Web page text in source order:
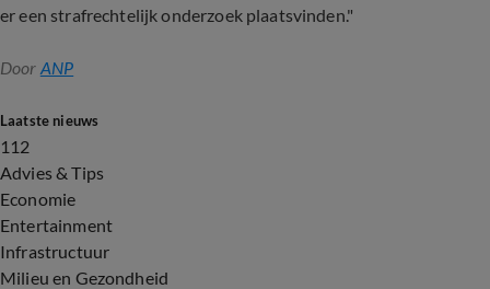
er een strafrechtelijk onderzoek plaatsvinden."
Door ANP
Laatste nieuws
112
Advies & Tips
Economie
Entertainment
Infrastructuur
Milieu en Gezondheid